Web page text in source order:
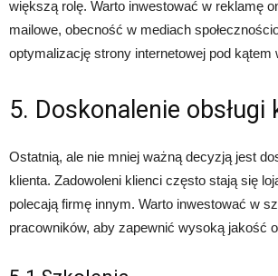
większą rolę. Warto inwestować w reklamę
mailowe, obecność w mediach
optymalizację strony internetowej pod kątem
5. Doskonalenie obsługi
Ostatnią, ale nie mniej ważną decyzją jest
klienta. Zadowoleni klienci często stają się
polecają firmę innym. Warto inwestować w
pracowników, aby zapewnić wysoką jakość